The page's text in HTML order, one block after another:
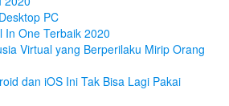
PC
In One Terbaik 2020
Virtual yang Berperilaku Mirip Orang
dan iOS Ini Tak Bisa Lagi Pakai